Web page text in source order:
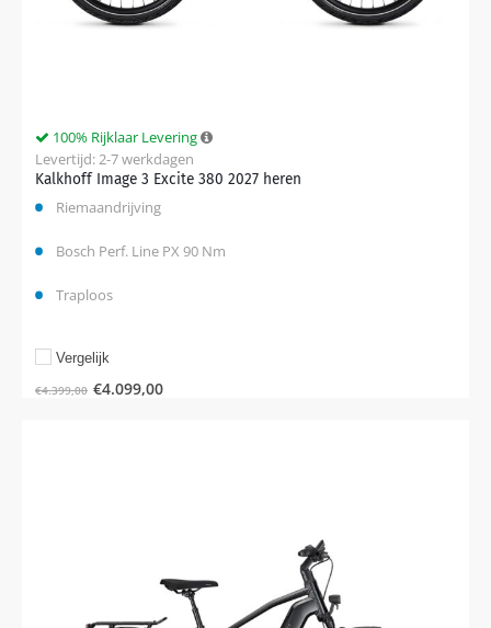
Kalkhoff Image 3 Excite 380 2027 heren
100% Rijklaar Levering
Levertijd: 2-7 werkdagen
Riemaandrijving
Bosch Perf. Line PX 90 Nm
Traploos
€4.399,00 €4.099,00
Vergelijk